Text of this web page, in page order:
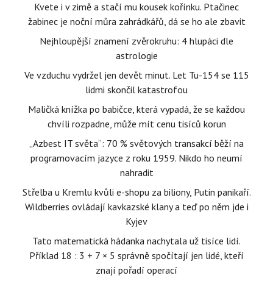
Kvete i v zimě a stačí mu kousek kořínku. Ptačinec
žabinec je noční můra zahrádkářů, dá se ho ale zbavit
Nejhloupější znamení zvěrokruhu: 4 hlupáci dle
astrologie
Ve vzduchu vydržel jen devět minut. Let Tu-154 se 115
lidmi skončil katastrofou
Maličká knížka po babičce, která vypadá, že se každou
chvíli rozpadne, může mít cenu tisíců korun
„Azbest IT světa“: 70 % světových transakcí běží na
programovacím jazyce z roku 1959. Nikdo ho neumí
nahradit
Střelba u Kremlu kvůli e-shopu za biliony, Putin panikaří.
Wildberries ovládají kavkazské klany a teď po něm jde i
Kyjev
Tato matematická hádanka nachytala už tisíce lidí.
Příklad 18 : 3 + 7 × 5 správně spočítají jen lidé, kteří
znají pořadí operací